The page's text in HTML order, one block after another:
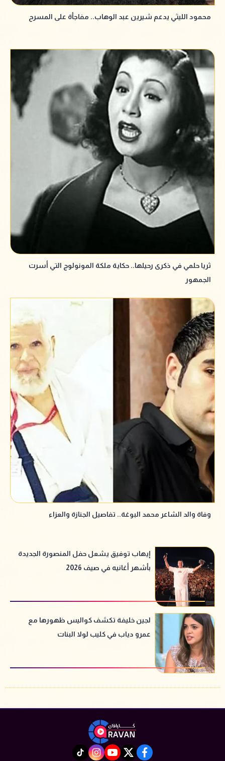
محمود الليثي يدعم شيرين عبد الوهاب.. مفاجأة على المسرح
ثريا حلمي في ذكرى رحيلها.. حكاية ملكة المونولوج التي أسرت
الجمهور
وفاة والد الشاعر محمد البوغة.. تفاصيل الجنازة والعزاء
إيهاب توفيق يشعل حفل المنصورة الجديدة
بأشهر أغانيه في صيف 2026
لجين خليفة تكشف كواليس ظهورها مع
عمرو دياب في كليب لولا البنات
facebook
twitter
youtube
instagram
tiktok